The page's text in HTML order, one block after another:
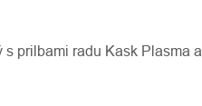
prilbami radu Kask Plasma a